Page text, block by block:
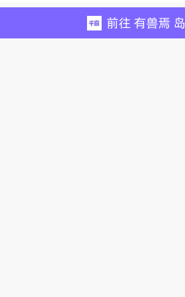
前往 有兽焉 岛